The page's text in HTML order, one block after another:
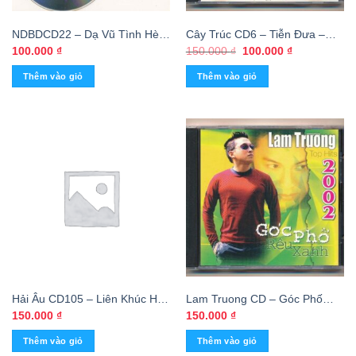
NDBDCD22 – Dạ Vũ Tình Hè
(FAKE)
100.000 ₫
Thêm vào giỏ
Cây Trúc CD6 – Tiễn Đưa –
The Best Of Đàm Vĩnh Hưng –
Bằng Kiều – Vũ Hà – Mỹ Tâm
150.000₫
Giá
là:
150.000 ₫.
100.000 ₫Giá
Thêm vào giỏ
Hải Âu CD105 – Liên Khúc Hải
Âu 4 – Liên Khúc Dân Ca –
Hương Lan – Hoài Nam – Mỹ
Huyền (FAKE)
150.000 ₫
Thêm vào giỏ
Lam Truong CD – Góc Phố
Rêu Xanh (FAKE USA)
150.000 ₫
Thêm vào giỏ